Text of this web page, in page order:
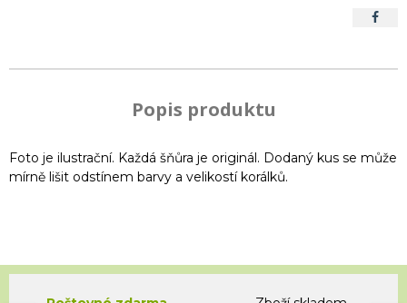
Popis produktu
Foto je ilustrační. Každá šňůra je originál. Dodaný kus se může
mírně lišit odstínem barvy a velikostí korálků.